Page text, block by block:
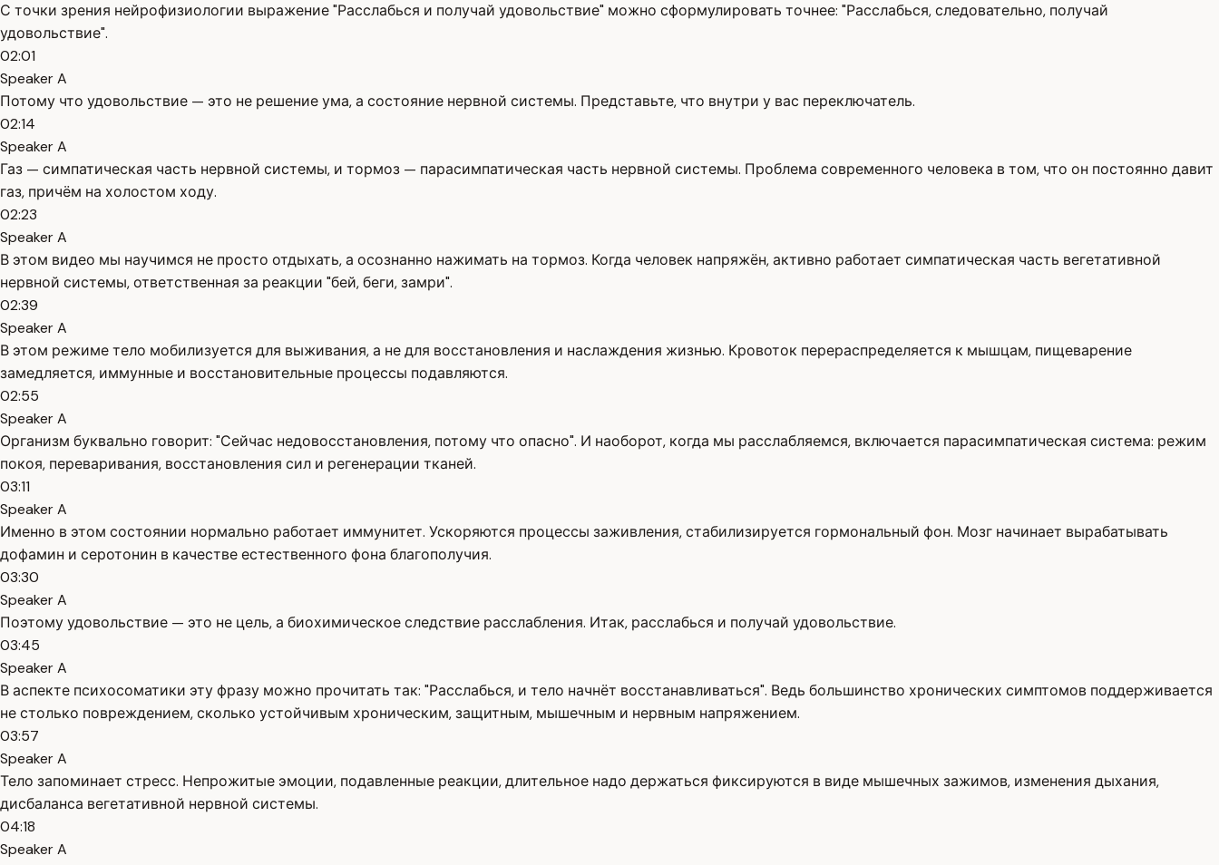
С точки зрения нейрофизиологии выражение "Расслабься и получай удовольствие" можно сформулировать точнее: "Расслабься, следовательно, получай
удовольствие".
02:01
Speaker A
Потому что удовольствие — это не решение ума, а состояние нервной системы. Представьте, что внутри у вас переключатель.
02:14
Speaker A
Газ — симпатическая часть нервной системы, и тормоз — парасимпатическая часть нервной системы. Проблема современного человека в том, что он постоянно давит
газ, причём на холостом ходу.
02:23
Speaker A
В этом видео мы научимся не просто отдыхать, а осознанно нажимать на тормоз. Когда человек напряжён, активно работает симпатическая часть вегетативной
нервной системы, ответственная за реакции "бей, беги, замри".
02:39
Speaker A
В этом режиме тело мобилизуется для выживания, а не для восстановления и наслаждения жизнью. Кровоток перераспределяется к мышцам, пищеварение
замедляется, иммунные и восстановительные процессы подавляются.
02:55
Speaker A
Организм буквально говорит: "Сейчас недовосстановления, потому что опасно". И наоборот, когда мы расслабляемся, включается парасимпатическая система: режим
покоя, переваривания, восстановления сил и регенерации тканей.
03:11
Speaker A
Именно в этом состоянии нормально работает иммунитет. Ускоряются процессы заживления, стабилизируется гормональный фон. Мозг начинает вырабатывать
дофамин и серотонин в качестве естественного фона благополучия.
03:30
Speaker A
Поэтому удовольствие — это не цель, а биохимическое следствие расслабления. Итак, расслабься и получай удовольствие.
03:45
Speaker A
В аспекте психосоматики эту фразу можно прочитать так: "Расслабься, и тело начнёт восстанавливаться". Ведь большинство хронических симптомов поддерживается
не столько повреждением, сколько устойчивым хроническим, защитным, мышечным и нервным напряжением.
03:57
Speaker A
Тело запоминает стресс. Непрожитые эмоции, подавленные реакции, длительное надо держаться фиксируются в виде мышечных зажимов, изменения дыхания,
дисбаланса вегетативной нервной системы.
04:18
Speaker A